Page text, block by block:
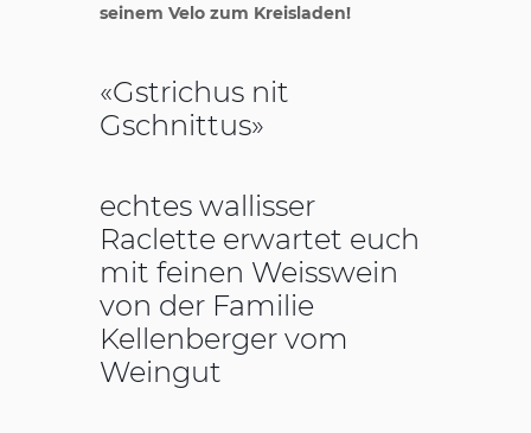
seinem Velo zum Kreisladen!
«Gstrichus nit
Gschnittus»
echtes wallisser
Raclette erwartet euch
mit feinen Weisswein
von der Familie
Kellenberger vom
Weingut